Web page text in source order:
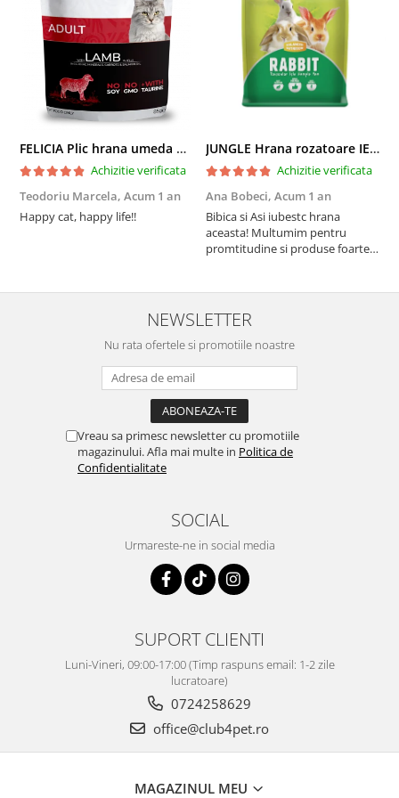
FELICIA Plic hrana umeda pentru pisici adulte, cu Miel, Set 12x85g
Achizitie verificata
Teodoriu Marcela, Acum 1 an
Happy cat, happy life!!
JUNGLE Hrana rozatoare IEPURI 500g
Achizitie verificata
Ana Bobeci, Acum 1 an
Bibica si Asi iubestc hrana
aceasta! Multumim pentru
promtitudine si produse foarte
NEWSLETTER
Nu rata ofertele si promotiile noastre
Vreau sa primesc newsletter cu promotiile
magazinului. Afla mai multe in Politica de
Confidentialitate
SOCIAL
Urmareste-ne in social media
SUPORT CLIENTI
Luni-Vineri, 09:00-17:00 (Timp raspuns email: 1-2 zile
lucratoare)
0724258629
office@club4pet.ro
MAGAZINUL MEU